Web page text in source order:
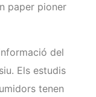
paper pioner
del
Els estudis
tenen